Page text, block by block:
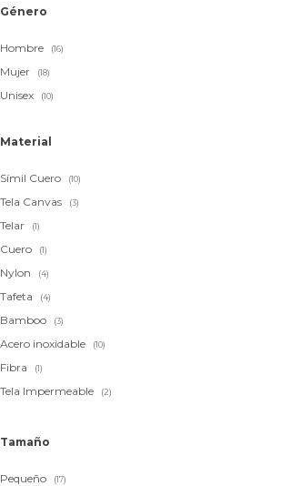
Género
Hombre (16)
Mujer (18)
Unisex (10)
Material
Símil Cuero (10)
Tela Canvas (3)
Telar (1)
Cuero (1)
Nylon (4)
Tafeta (4)
Bamboo (3)
Acero inoxidable (10)
Fibra (1)
Tela Impermeable (2)
Tamaño
Pequeño (17)